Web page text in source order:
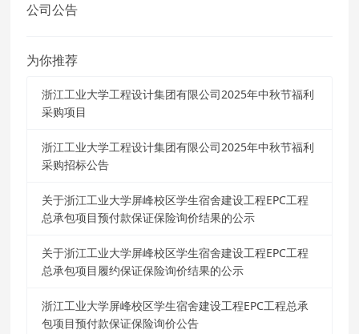
公司公告
为你推荐
浙江工业大学工程设计集团有限公司2025年中秋节福利
采购项目
浙江工业大学工程设计集团有限公司2025年中秋节福利
采购招标公告
关于浙江工业大学屏峰校区学生宿舍建设工程EPC工程
总承包项目预付款保证保险询价结果的公示
关于浙江工业大学屏峰校区学生宿舍建设工程EPC工程
总承包项目履约保证保险询价结果的公示
浙江工业大学屏峰校区学生宿舍建设工程EPC工程总承
包项目预付款保证保险询价公告